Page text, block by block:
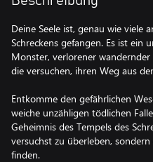
Deine Seele ist, genau wie viele
Schreckens gefangen. Es ist ein
Monster, verlorener wandernder
die versuchen, ihren Weg aus
Entkomme den gefährlichen
weiche unzähligen tödlichen
Geheimnis des Tempels des
versuchst zu überleben,
finden.